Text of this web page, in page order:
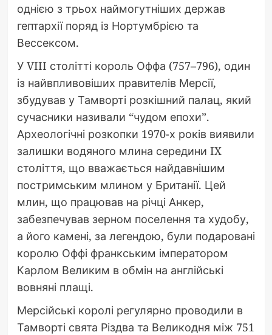
однією з трьох наймогутніших держав
гептархії поряд із Нортумбрією та
Вессексом.
У VIII столітті король Оффа (757–796), один
із найвпливовіших правителів Мерсії,
збудував у Тамворті розкішний палац, який
сучасники називали “чудом епохи”.
Археологічні розкопки 1970-х років виявили
залишки водяного млина середини IX
століття, що вважається найдавнішим
постримським млином у Британії. Цей
млин, що працював на річці Анкер,
забезпечував зерном поселення та худобу,
а його камені, за легендою, були подаровані
королю Оффі франкським імператором
Карлом Великим в обмін на англійські
вовняні плащі.
Мерсійські королі регулярно проводили в
Тамворті свята Різдва та Великодня між 751